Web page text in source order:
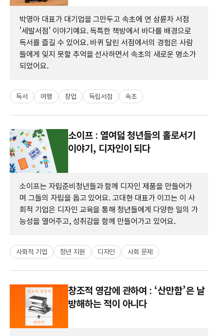
박영아 대표가 대기업을 그만두고 속초에 연 삼륜차 서점
'세발서점' 이야기예요. 독특한 책방에서 바다를 배경으로
독서를 즐길 수 있어요. 바퀴 달린 서점에서의 경험은 사람
들에게 잊지 못할 추억을 선사하면서 속초의 새로운 명소가
되었어요.
독서 여행 창업 독립서점 속초
소이프 : 열여덟 청년들의 홀로서기
이야기, 디자인이 되다
소이프는 자립준비청년들과 함께 디자인 제품을 만들어가
며 그들의 자립을 돕고 있어요. 고대현 대표가 이끄는 이 사
회적 기업은 디자인 교육을 통해 청년들에게 다양한 일의 가
능성을 열어주고, 성취감을 함께 만들어가고 있어요.
사회적 기업 청년 지원 디자인 사회 문제
창조적 영감에 관하여 : ‘산만함’은 날
방해하는 적이 아니다